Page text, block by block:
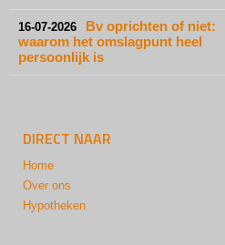
16-07-2026
Bv oprichten of niet:
waarom het omslagpunt heel
persoonlijk is
DIRECT NAAR
Home
Over ons
Hypotheken